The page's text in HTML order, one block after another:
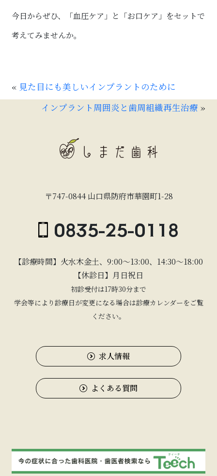
今日からぜひ、「血圧ケア」と「お口ケア」をセットで
考えてみませんか。
« 見た目にも美しいインプラントのために
インプラント周囲炎と歯周組織再生治療 »
〒747-0844 山口県防府市華園町1-28
0835-25-0118
【診療時間】火水木金土、9:00〜13:00、14:30〜18:00
【休診日】月日祝日
初診受付は17時30分まで
学会等により診療日が変更になる場合は診療カレンダーをご覧
ください。
求人情報
よくある質問